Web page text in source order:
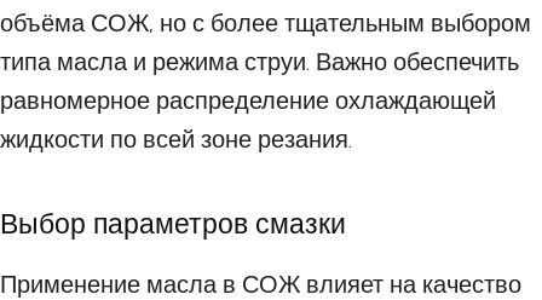
объёма СОЖ, но с более тщательным выбором
типа масла и режима струи. Важно обеспечить
равномерное распределение охлаждающей
жидкости по всей зоне резания.
Выбор параметров смазки
Применение масла в СОЖ влияет на качество